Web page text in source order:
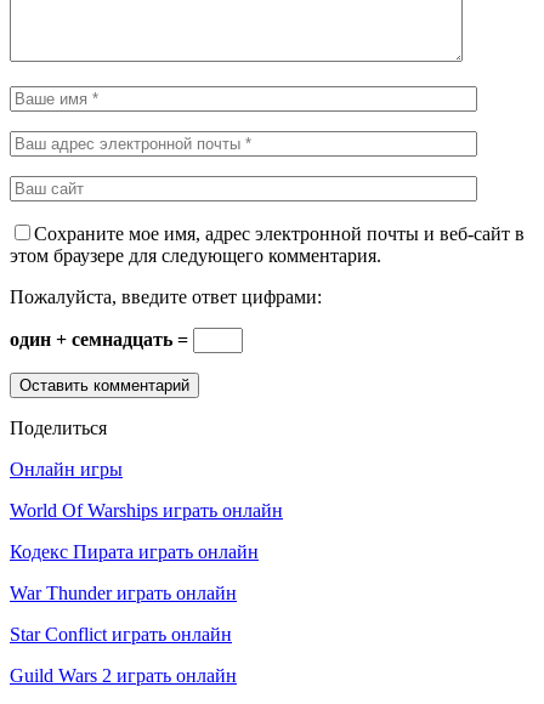
Сохраните мое имя, адрес электронной почты и веб-сайт в
этом браузере для следующего комментария.
Пожалуйста, введите ответ цифрами:
один + семнадцать =
Поделиться
Онлайн игры
World Of Warships играть онлайн
Кодекс Пирата играть онлайн
War Thunder играть онлайн
Star Conflict играть онлайн
Guild Wars 2 играть онлайн